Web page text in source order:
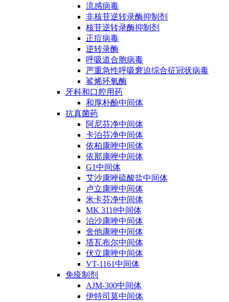
流感病毒
非核苷逆转录酶抑制剂
核苷逆转录酶抑制剂
正痘病毒
逆转录酶
呼吸道合胞病毒
严重急性呼吸窘迫综合征冠状病毒
鲨烯环氧酶
牙科和口腔用药
和厚朴酚中间体
抗真菌药
阿尼芬净中间体
卡泊芬净中间体
依柏康唑中间体
依那康唑中间体
G1中间体
艾沙康唑硫酸盐中间体
卢立康唑中间体
米卡芬净中间体
MK 3118中间体
泊沙康唑中间体
舍他康唑中间体
塔瓦布尔中间体
伏立康唑中间体
VT-1161中间体
免疫制剂
AJM-300中间体
伊特司莫中间体